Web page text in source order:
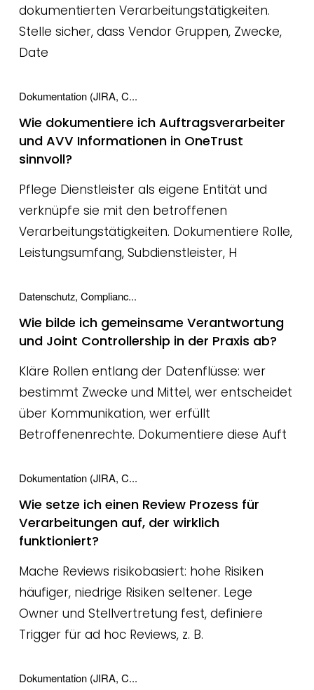
dokumentierten Verarbeitungstätigkeiten.
Stelle sicher, dass Vendor Gruppen, Zwecke,
Date
Dokumentation (JIRA, C...
Wie dokumentiere ich Auftragsverarbeiter
und AVV Informationen in OneTrust
sinnvoll?
Pflege Dienstleister als eigene Entität und
verknüpfe sie mit den betroffenen
Verarbeitungstätigkeiten. Dokumentiere Rolle,
Leistungsumfang, Subdienstleister, H
Datenschutz, Complianc...
Wie bilde ich gemeinsame Verantwortung
und Joint Controllership in der Praxis ab?
Kläre Rollen entlang der Datenflüsse: wer
bestimmt Zwecke und Mittel, wer entscheidet
über Kommunikation, wer erfüllt
Betroffenenrechte. Dokumentiere diese Auft
Dokumentation (JIRA, C...
Wie setze ich einen Review Prozess für
Verarbeitungen auf, der wirklich
funktioniert?
Mache Reviews risikobasiert: hohe Risiken
häufiger, niedrige Risiken seltener. Lege
Owner und Stellvertretung fest, definiere
Trigger für ad hoc Reviews, z. B.
Dokumentation (JIRA, C...